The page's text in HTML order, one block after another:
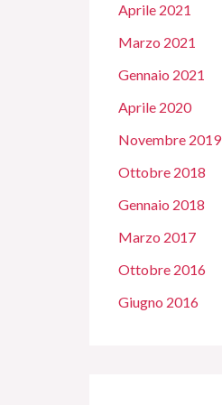
Aprile 2021
Marzo 2021
Gennaio 2021
Aprile 2020
Novembre 2019
Ottobre 2018
Gennaio 2018
Marzo 2017
Ottobre 2016
Giugno 2016